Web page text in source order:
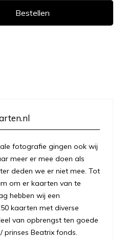
Bestellen
fotografie gingen ook wij
meer er mee doen als
deden we er niet mee. Tot
om er kaarten van te
hebben wij een
kaarten met diverse
van opbrengst ten goede
prinses Beatrix fonds.